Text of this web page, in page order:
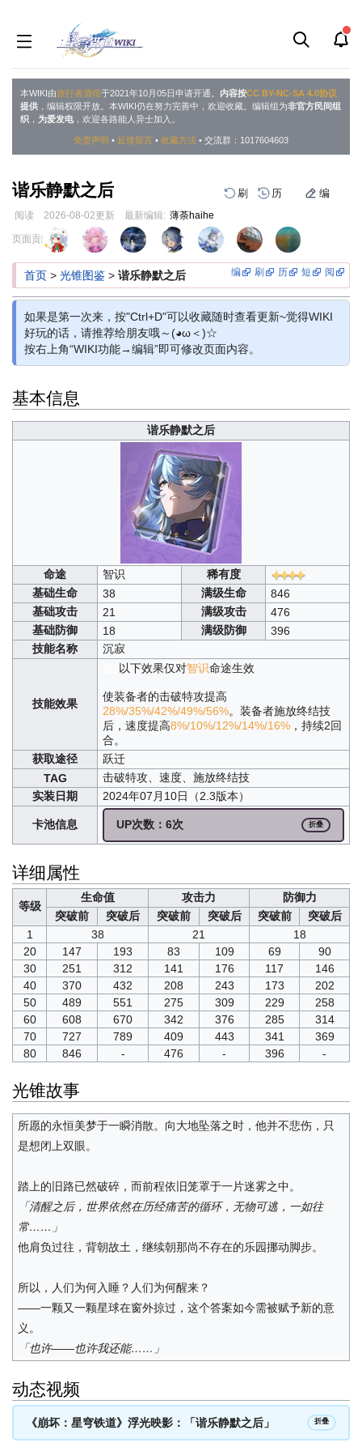
本WIKI由旅行者酒馆于2021年10月05日申请开通。 内容按CC BY-NC-SA 4.0协议
提供 ，编辑权限开放。本WIKI仍在努力完善中，欢迎收藏。编辑组为非官方民间组
织 ， 为爱发电，欢迎各路能人异士加入。
免责声明 • 反馈留言 • 收藏方法 • 交流群：1017604603
谐乐静默之后 刷 历 编
阅读 2026-08-02更新 最新编辑: 薄荼haihe
跳
导
跳
搜
页面贡献者 :
编 刷 历 短 阅
首页 > 光锥图鉴 > 谐乐静默之后
如果是第一次来，按"Ctrl+D"可以收藏随时查看更新~觉得WIKI
好玩的话，请推荐给朋友哦～(◕ω＜)☆
按右上角“WIKI功能→编辑”即可修改页面内容。
基本信息
谐乐静默之后
命途 智识
稀有度
基础生命
38 满级生命
846
基础攻击
21 满级攻击
476
基础防御
18 满级防御
396
技能名称
沉寂
技能效果
以下效果仅对智识命途生效
使装备者的击破特攻提高
28%/35%/42%/49%/56%。装备者施放终结技
后，速度提高8%/10%/12%/14%/16%，持续2回
合。
获取途径
跃迁
TAG
击破特攻、速度、施放终结技
实装日期
2024年07月10日（2.3版本）
卡池信息 UP次数：6次 折叠
详细属性
等级
生命值 攻击力
防御力
突破前
突破后 突破前 突破后 突破前
突破后
1
38 21
18
20
147 193 83 109 69
90
30
251 312 141 176 117
146
40
370 432 208 243 173
202
50
489 551 275 309 229
258
60
608 670 342 376 285
314
70
727 789 409 443 341
369
80
846 - 476 - 396 -
光锥故事
所愿的永恒美梦于一瞬消散。向大地坠落之时，他并不悲伤，只
是想闭上双眼。
踏上的旧路已然破碎，而前程依旧笼罩于一片迷雾之中。
「清醒之后，世界依然在历经痛苦的循环，无物可逃，一如往
常……」
他肩负过往，背朝故土，继续朝那尚不存在的乐园挪动脚步。
所以，人们为何入睡？人们为何醒来？
——一颗又一颗星球在窗外掠过，这个答案如今需被赋予新的意
义。
「也许——也许我还能……」
动态视频
《崩坏：星穹铁道》浮光映影：「谐乐静默之后」 折叠